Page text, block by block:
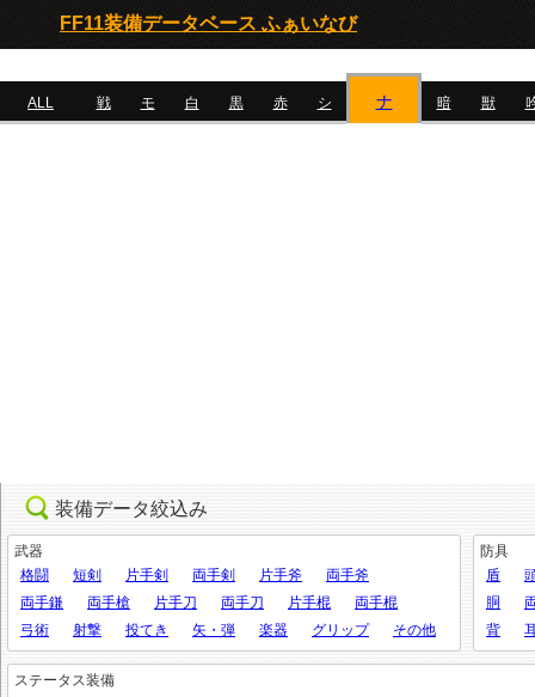
FF11装備データベース ふぁいなび
ALL 戦 モ 白 黒 赤 シ ナ 暗 獣
装備データ絞込み
武器
格闘
短剣 片手剣 両手剣 片手斧
両手斧
両手鎌
両手槍 片手刀 両手刀 片手棍
両手棍
弓術
射撃 投てき 矢・弾 楽器 グリップ その他
防具
盾
胴
背
ステータス装備